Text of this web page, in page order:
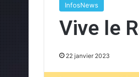
InfosNews
Vive le
22 janvier 2023